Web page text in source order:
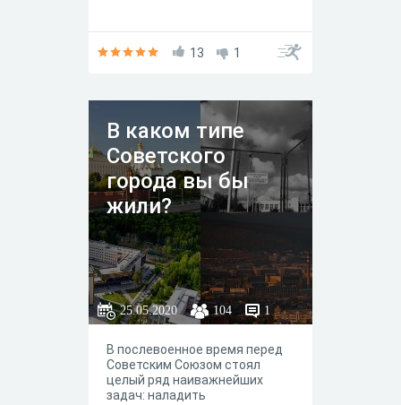
13 1
В каком типе
Советского
города вы бы
жили?
25.05.2020 104 1
В послевоенное время перед
Советским Союзом стоял
целый ряд наиважнейших
задач: наладить